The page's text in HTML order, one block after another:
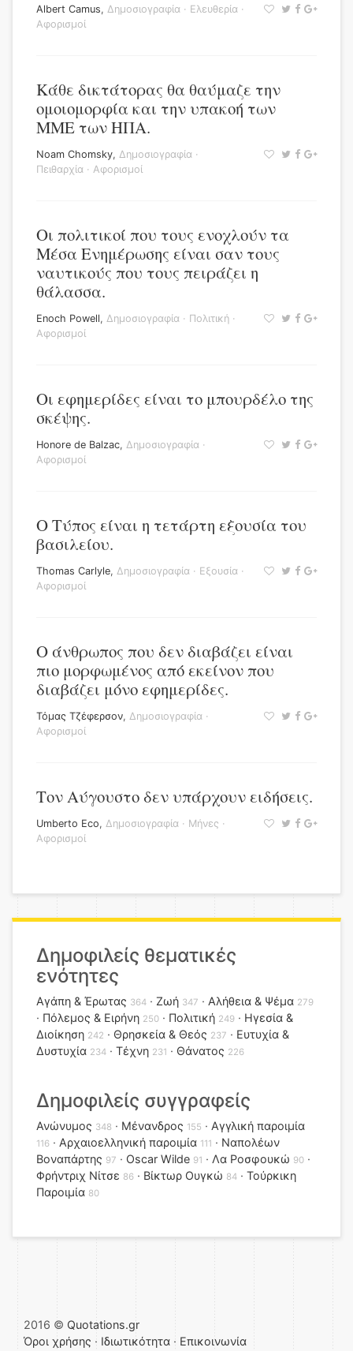
Albert Camus, Δημοσιογραφία · Ελευθερία ·
Αφορισμοί
Κάθε δικτάτορας θα θαύμαζε την
ομοιομορφία και την υπακοή των
ΜΜΕ των ΗΠΑ.
Noam Chomsky, Δημοσιογραφία ·
Πειθαρχία · Αφορισμοί
Οι πολιτικοί που τους ενοχλούν τα
Μέσα Ενημέρωσης είναι σαν τους
ναυτικούς που τους πειράζει η
θάλασσα.
Enoch Powell, Δημοσιογραφία · Πολιτική ·
Αφορισμοί
Οι εφημερίδες είναι το μπουρδέλο της
σκέψης.
Honore de Balzac, Δημοσιογραφία ·
Αφορισμοί
Ο Τύπος είναι η τετάρτη εξουσία του
βασιλείου.
Thomas Carlyle, Δημοσιογραφία · Εξουσία ·
Αφορισμοί
Ο άνθρωπος που δεν διαβάζει είναι
πιο μορφωμένος από εκείνον που
διαβάζει μόνο εφημερίδες.
Τόμας Τζέφερσον, Δημοσιογραφία ·
Αφορισμοί
Τον Αύγουστο δεν υπάρχουν ειδήσεις.
Umberto Eco, Δημοσιογραφία · Μήνες ·
Αφορισμοί
Δημοφιλείς θεματικές
ενότητες
Αγάπη & Έρωτας 364 Ζωή 347 Αλήθεια & Ψέμα 279
Πόλεμος & Ειρήνη 250 Πολιτική 249
Ηγεσία &
Διοίκηση 242 Θρησκεία & Θεός 237
Ευτυχία &
Δυστυχία 234 Τέχνη 231 Θάνατος 226
Δημοφιλείς συγγραφείς
Ανώνυμος 348 Μένανδρος 155 Αγγλική παροιμία
116 Αρχαιοελληνική παροιμία 111
Ναπολέων
Βοναπάρτης 97 Oscar Wilde 91 Λα Ροσφουκώ 90
Φρήντριχ Νίτσε 86 Βίκτωρ Ουγκώ 84
Τούρκικη
Παροιμία 80
2016 © Quotations.gr
Όροι χρήσης · Ιδιωτικότητα · Επικοινωνία